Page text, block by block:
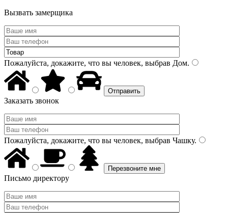
Вызвать замерщика
Пожалуйста, докажите, что вы человек, выбрав Дом.
Заказать звонок
Пожалуйста, докажите, что вы человек, выбрав Чашку.
Письмо директору